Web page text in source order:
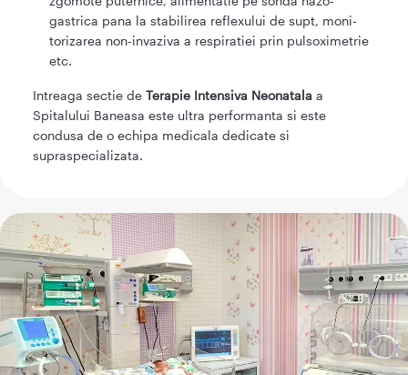
gastrica pana la stabilirea reflexului de supt, moni-
torizarea non-invaziva a respiratiei prin pulsoximetrie
etc.
Intreaga sectie de Terapie Intensiva Neonatala a
Spitalului Baneasa este ultra performanta si este
condusa de o echipa medicala dedicate si
supraspecializata.